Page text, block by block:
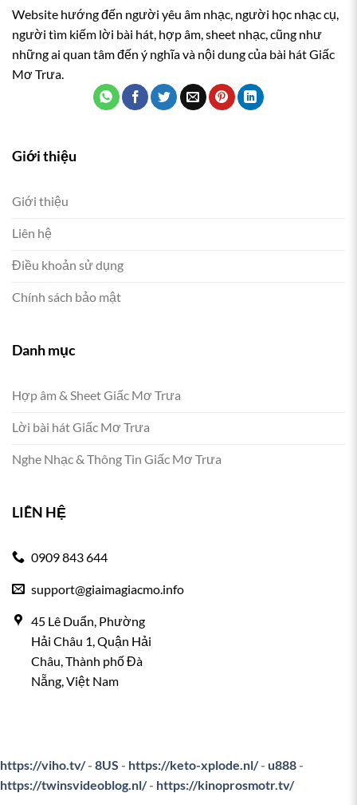
Website hướng đến người yêu âm nhạc, người học nhạc cụ,
người tìm kiếm lời bài hát, hợp âm, sheet nhạc, cũng như
những ai quan tâm đến ý nghĩa và nội dung của bài hát Giấc
Mơ Trưa.
Giới thiệu
Giới thiệu
Liên hệ
Điều khoản sử dụng
Chính sách bảo mật
Danh mục
Hợp âm & Sheet Giấc Mơ Trưa
Lời bài hát Giấc Mơ Trưa
Nghe Nhạc & Thông Tin Giấc Mơ Trưa
LIÊN HỆ
0909 843 644
support@giaimagiacmo.info
45 Lê Duẩn, Phường
Hải Châu 1, Quận Hải
Châu, Thành phố Đà
Nẵng, Việt Nam
https://viho.tv/- 8US - https://keto-xplode.nl/- u888-
https://twinsvideoblog.nl/- https://kinoprosmotr.tv/